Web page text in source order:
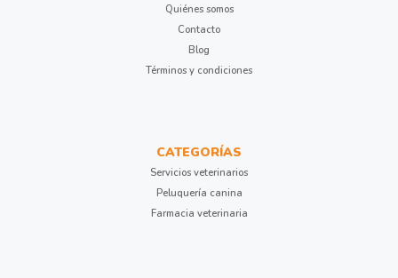
Quiénes somos
Contacto
Blog
Términos y condiciones
CATEGORÍAS
Servicios veterinarios
Peluquería canina
Farmacia veterinaria